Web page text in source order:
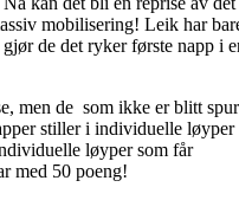
mobilisering! Leik har
de det ryker første napp i
men de som ikke er blitt
stiller i individuelle løyper
løyper som får
med 50 poeng!